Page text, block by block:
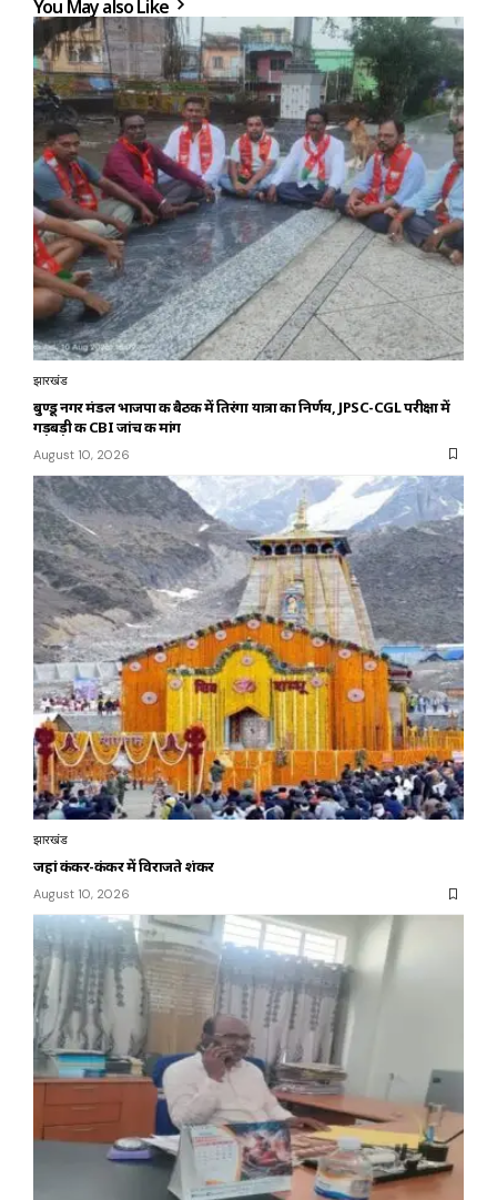
You May also Like
झारखंड
बुण्डू नगर मंडल भाजपा की बैठक में तिरंगा यात्रा का निर्णय, JPSC-CGL परीक्षा में
गड़बड़ी की CBI जांच की मांग
August 10, 2026
झारखंड
जहां कंकर-कंकर में विराजते शंकर
August 10, 2026